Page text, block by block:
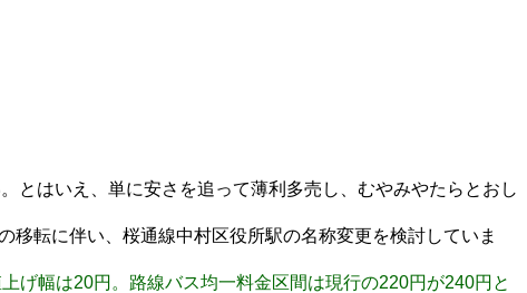
とはいえ、単に安さを追って薄利多売し、むやみやたらとおし
移転に伴い、桜通線中村区役所駅の名称変更を検討していま
幅は20円。路線バス均一料金区間は現行の220円が240円と